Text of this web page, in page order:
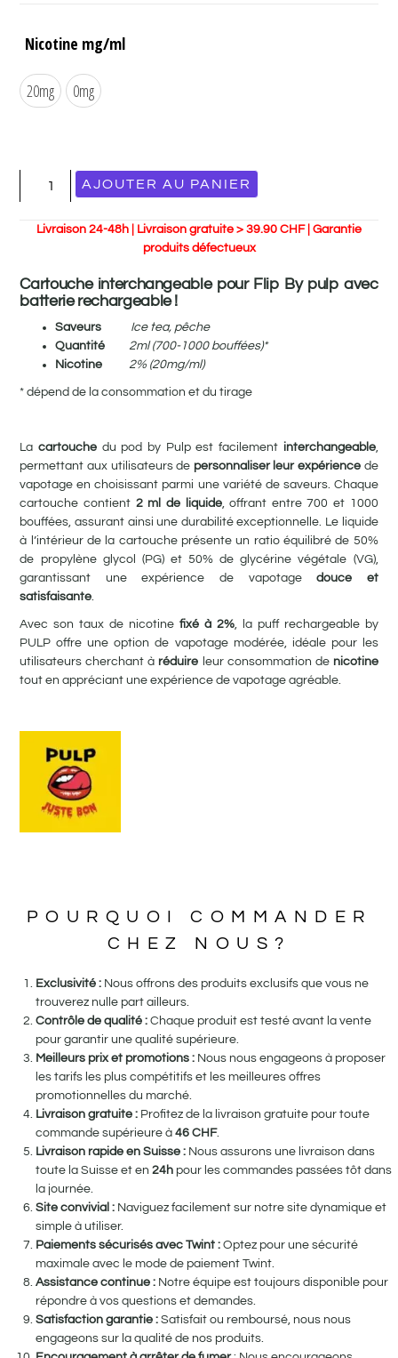
Nicotine mg/ml
20mg 0mg
AJOUTER AU PANIER
Livraison 24-48h | Livraison gratuite > 39.90 CHF | Garantie
produits défectueux
Cartouche interchangeable pour Flip By pulp avec
batterie rechargeable !
Saveurs Ice tea, pêche
Quantité
2ml (700-1000 bouffées)*
Nicotine
2% (20mg/ml)
* dépend de la consommation et du tirage
Lacartouche du pod by Pulp est facilementinterchangeable,
permettant aux utilisateurs de personnaliser leur expérience de
vapotage en choisissant parmi une variété de saveurs. Chaque
cartouche contient 2 ml de liquide, offrant entre 700 et 1000
bouffées, assurant ainsi une durabilité exceptionnelle. Le liquide
à l’intérieur de la cartouche présente un ratio équilibré de 50%
de propylène glycol (PG) et 50% de glycérine végétale (VG),
garantissant une expérience de vapotagedouce et
satisfaisante
Avec son taux de nicotinefixé à 2%, la puff rechargeable by
PULP offre une option de vapotage modérée, idéale pour les
utilisateurs cherchant à réduire leur consommation de nicotine
tout en appréciant une expérience de vapotage agréable.
POURQUOI COMMANDER
CHEZ NOUS?
Exclusivité : Nous offrons des produits exclusifs que vous ne
trouverez nulle part ailleurs.
Contrôle de qualité : Chaque produit est testé avant la vente
pour garantir une qualité supérieure.
Meilleurs prix et promotions : Nous nous engageons à proposer
les tarifs les plus compétitifs et les meilleures offres
promotionnelles du marché.
Livraison gratuite : Profitez de la livraison gratuite pour toute
commande supérieure à 46 CHF.
Livraison rapide en Suisse : Nous assurons une livraison dans
toute la Suisse et en 24h pour les commandes passées tôt dans
la journée.
Site convivial : Naviguez facilement sur notre site dynamique et
simple à utiliser.
Paiements sécurisés avec Twint : Optez pour une sécurité
maximale avec le mode de paiement Twint.
Assistance continue : Notre équipe est toujours disponible pour
répondre à vos questions et demandes.
Satisfaction garantie : Satisfait ou remboursé, nous nous
engageons sur la qualité de nos produits.